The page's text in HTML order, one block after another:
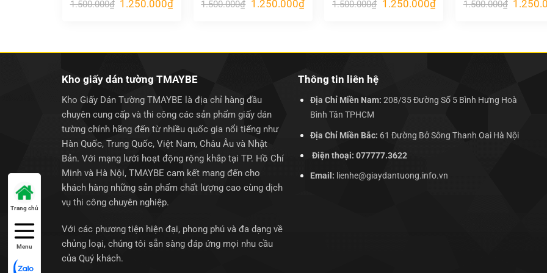
1.500.000₫ Giá
1.250.000₫Giá
1.500.000₫ Giá
1.250.000₫Giá
hiện
1.500.000₫ Giá
1.250.000₫Giá
hiện
1.500.000₫ Giá
Kho giấy dán tường TMAYBE
Kho Giấy Dán Tường TMAYBE là địa chỉ hàng đầu
chuyên cung cấp và thi công các sản phẩm giấy dán
tường chính hãng đến từ nhiều quốc gia nổi tiếng như
Hàn Quốc, Trung Quốc, Việt Nam, Châu Âu và Nhật
Bản. Với mạng lưới hoạt động rộng khắp tại TP. Hồ Chí
Minh và Hà Nội, TMAYBE cam kết mang đến cho
khách hàng những sản phẩm chất lượng cao cùng dịch
vụ thi công chuyên nghiệp.
Với các phương tiện hiện đại, phong phú và đa dạng về
chủng loại, chúng tôi sẵn sàng đáp ứng mọi nhu cầu
của Quý khách.
Thông tin liên hệ
Địa Chỉ Miền Nam: 208/35 Đường Số 5 Bình Hưng Hoà
Bình Tân TPHCM
Địa Chỉ Miền Bắc: 61 Đường Bở Sông Thanh Oai Hà Nội
Điện thoại: 077777.3622
Email: lienhe@giaydantuong.info.vn
Trang chủ
Menu